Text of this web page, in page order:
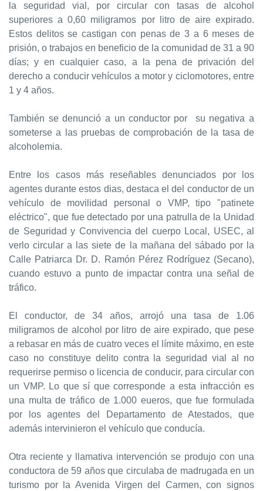
la seguridad vial, por circular con tasas de alcohol
superiores a 0,60 miligramos por litro de aire expirado.
Estos delitos se castigan con penas de 3 a 6 meses de
prisión, o trabajos en beneficio de la comunidad de 31 a 90
días; y en cualquier caso, a la pena de privación del
derecho a conducir vehículos a motor y ciclomotores, entre
1 y 4 años.
También se denunció a un conductor por su negativa a
someterse a las pruebas de comprobación de la tasa de
alcoholemia.
Entre los casos más reseñables denunciados por los
agentes durante estos dias, destaca el del conductor de un
vehículo de movilidad personal o VMP, tipo "patinete
eléctrico", que fue detectado por una patrulla de la Unidad
de Seguridad y Convivencia del cuerpo Local, USEC, al
verlo circular a las siete de la mañana del sábado por la
Calle Patriarca Dr. D. Ramón Pérez Rodríguez (Secano),
cuando estuvo a punto de impactar contra una señal de
tráfico.
El conductor, de 34 años, arrojó una tasa de 1.06
miligramos de alcohol por litro de aire expirado, que pese
a rebasar en más de cuatro veces el límite máximo, en este
caso no constituye delito contra la seguridad vial al no
requerirse permiso o licencia de conducir, para circular con
un VMP. Lo que sí que corresponde a esta infracción es
una multa de tráfico de 1.000 eueros, que fue formulada
por los agentes del Departamento de Atestados, que
además intervinieron el vehículo que conducía.
Otra reciente y llamativa intervención se produjo con una
conductora de 59 años que circulaba de madrugada en un
turismo por la Avenida Virgen del Carmen, con signos